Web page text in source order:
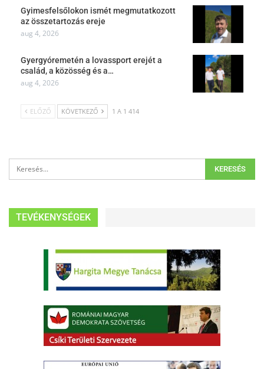
Gyimesfelsőlokon ismét megmutatkozott
az összetartozás ereje
aug 4, 2026
Gyergyóremetén a lovassport erejét a
család, a közösség és a…
aug 4, 2026
ELŐZŐ KÖVETKEZŐ 1 A 1 414
TEVÉKENYSÉGEK